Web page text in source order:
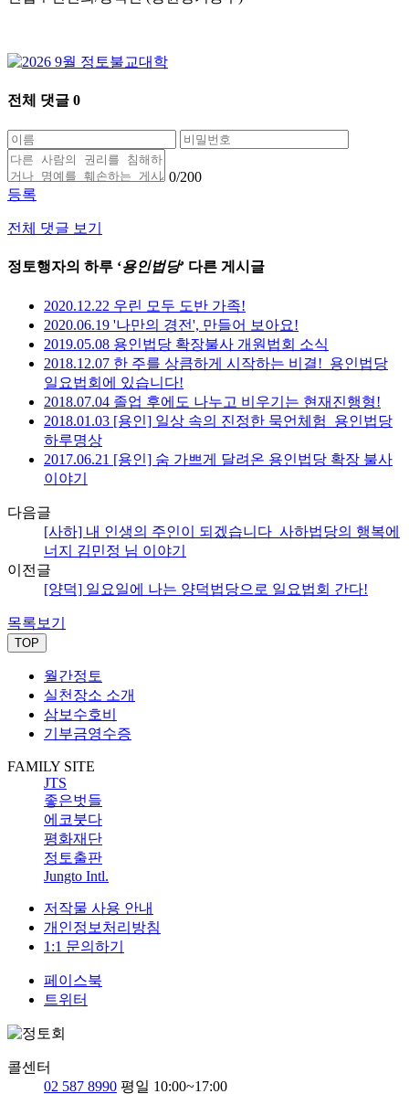
전체 댓글 0
0/200
등록
전체 댓글 보기
정토행자의 하루 ‘용인법당’ 다른 게시글
2020.12.22 우린 모두 도반 가족!
2020.06.19 '나만의 경전', 만들어 보아요!
2019.05.08 용인법당 확장불사 개원법회 소식
2018.12.07 한 주를 상큼하게 시작하는 비결!_용인법당
일요법회에 있습니다!
2018.07.04 졸업 후에도 나누고 비우기는 현재진행형!
2018.01.03 [용인] 일상 속의 진정한 묵언체험_용인법당
하루명상
2017.06.21 [용인] 숨 가쁘게 달려온 용인법당 확장 불사
이야기
다음글
[사하] 내 인생의 주인이 되겠습니다_사하법당의 행복에
너지 김민정 님 이야기
이전글
[양덕] 일요일에 나는 양덕법당으로 일요법회 간다!
목록보기
TOP
월간정토
실천장소 소개
삼보수호비
기부금영수증
FAMILY SITE
JTS
좋은벗들
에코붓다
평화재단
정토출판
Jungto Intl.
저작물 사용 안내
개인정보처리방침
1:1 문의하기
페이스북
트위터
콜센터
02 587 8990 평일 10:00~17:00